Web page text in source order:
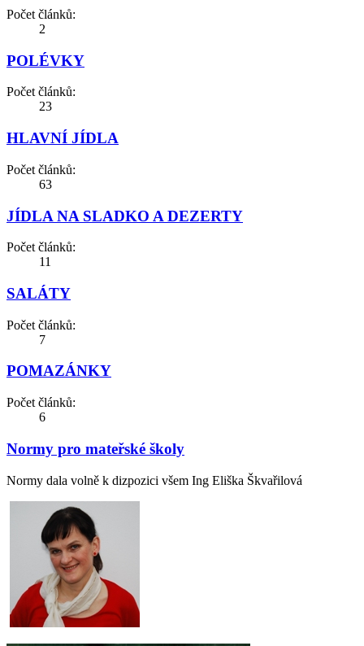
Počet článků:
2
POLÉVKY
Počet článků:
23
HLAVNÍ JÍDLA
Počet článků:
63
JÍDLA NA SLADKO A DEZERTY
Počet článků:
11
SALÁTY
Počet článků:
7
POMAZÁNKY
Počet článků:
6
Normy pro mateřské školy
Normy dala volně k dizpozici všem Ing Eliška Škvařilová